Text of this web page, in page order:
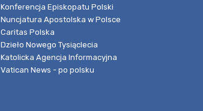
Konferencja Episkopatu Polski
Nuncjatura Apostolska w Polsce
Caritas Polska
Dzieło Nowego Tysiąclecia
Katolicka Agencja Informacyjna
Vatican News - po polsku